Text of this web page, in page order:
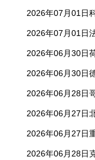
2026年07月01日科
2026年07月01日
2026年06月30日荷
2026年06月30日德
2026年06月28日哥伦
2026年06月27日北京
2026年06月27日重庆铜
2026年06月28日克